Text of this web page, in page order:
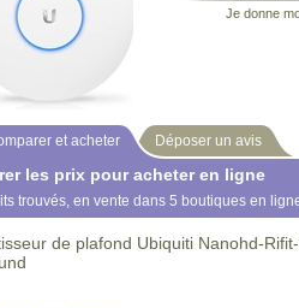
Je donne
et acheter Déposer un avis
les prix pour acheter en ligne
trouvés, en vente dans 5 boutiques en
de plafond Ubiquiti Nanohd-